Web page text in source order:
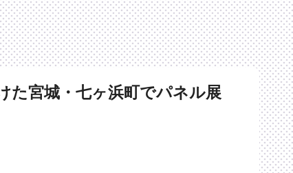
た宮城・七ヶ浜町でパネル展